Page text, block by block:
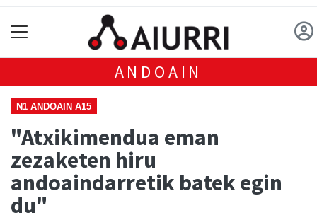
ANDOAIN
N1 ANDOAIN A15
"Atxikimendua eman
zezaketen hiru
andoaindarretik batek egin
du"